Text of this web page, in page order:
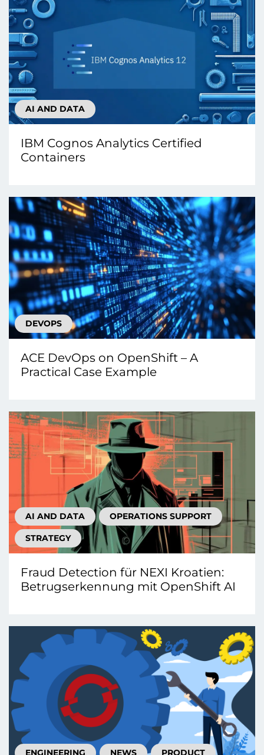
AI AND DATA
IBM Cognos Analytics Certified
Containers
DEVOPS
ACE DevOps on OpenShift – A
Practical Case Example
AI AND DATA OPERATIONS SUPPORT
STRATEGY
Fraud Detection für NEXI Kroatien:
Betrugserkennung mit OpenShift AI
ENGINEERING NEWS PRODUCT